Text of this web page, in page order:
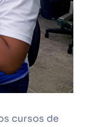
cursos de